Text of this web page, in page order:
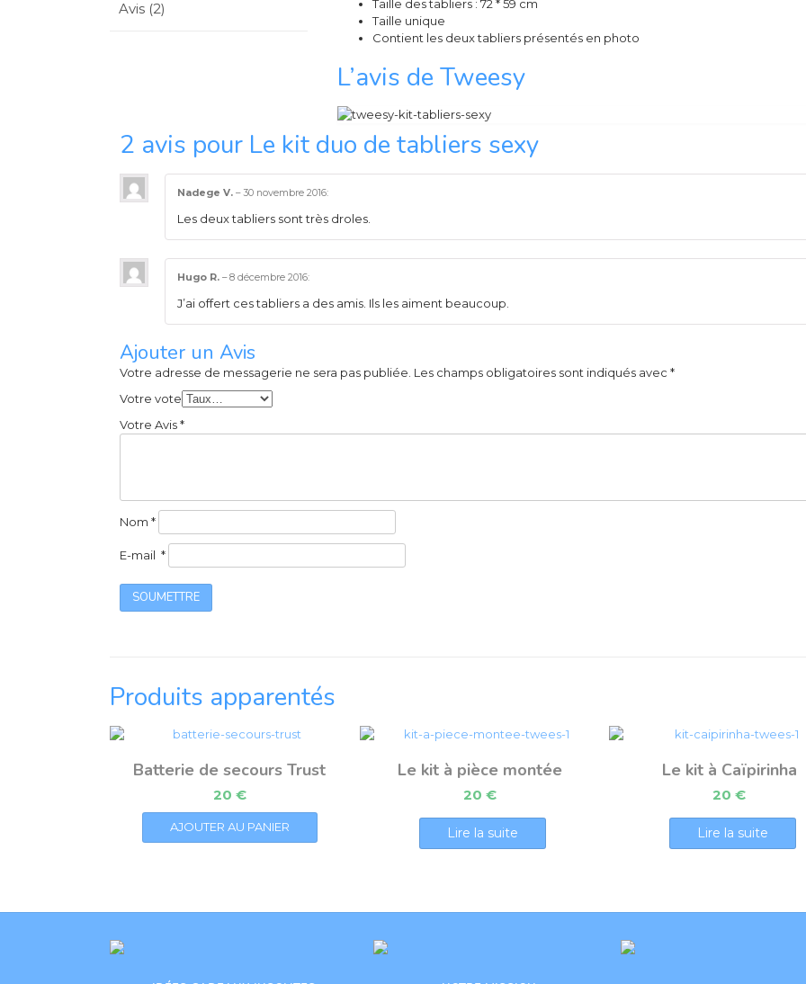
Avis (2)
Taille des tabliers : 72 * 59 cm
Taille unique
Contient les deux tabliers présentés en photo
L’avis de Tweesy
2 avis pour Le kit duo de tabliers sexy
Nadege V. –30 novembre 2016:
Les deux tabliers sont très droles.
Hugo R. –8 décembre 2016:
J’ai offert ces tabliers a des amis. Ils les aiment beaucoup.
Ajouter un Avis
Votre adresse de messagerie ne sera pas publiée. Les champs obligatoires sont indiqués avec *
Votre vote
Votre Avis*
Nom *
E-mail *
Produits apparentés
Batterie de secours Trust
20 €
AJOUTER AU PANIER
Le kit à pièce montée
20 €
Lire la suite
Le kit à Caïpirinha
20€
Lire la suite